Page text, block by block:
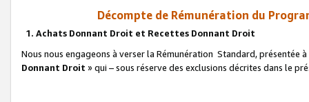
Décompte de Rémunération du
1. Achats Donnant Droit et Recettes Donnant Droit
Nous nous engageons à verser la Rémunération Standard, présentée
Donnant Droit » qui – sous réserve des exclusions décrites dans le